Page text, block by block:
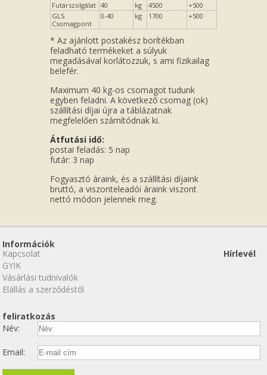
Futárszolgálat 40 kg 4500
+500
GLS
Csomagpont
0-40 kg 1700 +500
* Az ajánlott postakész borítékban
feladható termékeket a súlyuk
megadásával korlátozzuk, s ami fizikailag
belefér.
Maximum 40 kg-os csomagot tudunk
egyben feladni. A következő csomag (ok)
szállítási díjai újra a táblázatnak
megfelelően számítódnak ki.
Átfutási idő:
postai feladás: 5 nap
futár: 3 nap
Fogyasztó áraink, és a szállítási díjaink
bruttó, a viszonteleadói áraink viszont
nettó módon jelennek meg.
Információk
Kapcsolat
GYIK
Vásárlási tudnivalók
Elállás a szerződéstől
Hírlevél
feliratkozás
Név:
Email: